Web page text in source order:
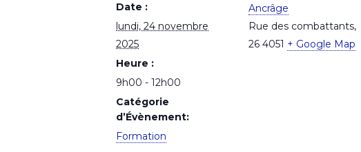
Date :
lundi, 24 novembre
2025
Heure :
9h00 - 12h00
Catégorie
d’Évènement:
Formation
Ancrâge
Rue des combattants,
26 4051 + Google Map